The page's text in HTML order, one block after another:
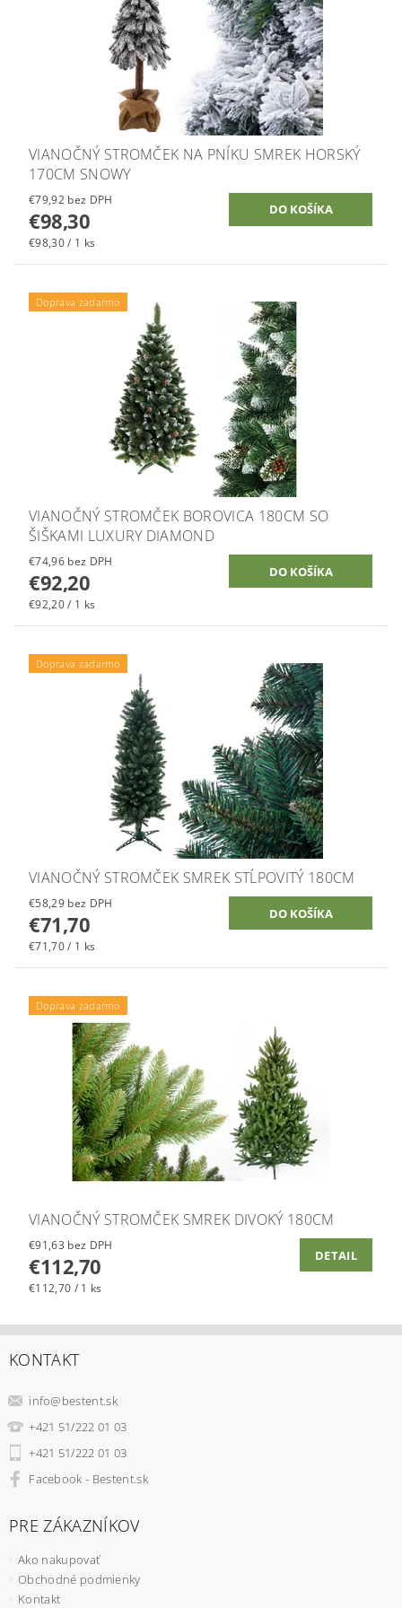
VIANOČNÝ STROMČEK NA PNÍKU SMREK HORSKÝ
170CM SNOWY
€79,92 bez DPH
€98,30
€98,30 / 1 ks
Doprava zadarmo
VIANOČNÝ STROMČEK BOROVICA 180CM SO
ŠIŠKAMI LUXURY DIAMOND
€74,96 bez DPH
€92,20
€92,20 / 1 ks
Doprava zadarmo
VIANOČNÝ STROMČEK SMREK STĹPOVITÝ 180CM
€58,29 bez DPH
€71,70
€71,70 / 1 ks
Doprava zadarmo
VIANOČNÝ STROMČEK SMREK DIVOKÝ 180CM
€91,63 bez DPH
€112,70
€112,70 / 1 ks
DETAIL
KONTAKT
info@bestent.sk
+421 51/222 01 03
+421 51/222 01 03
Facebook - Bestent.sk
PRE ZÁKAZNÍKOV
Ako nakupovať
Obchodné podmienky
Kontakt